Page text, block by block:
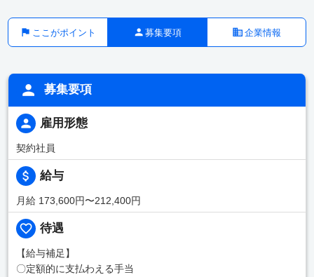
ここがポイント 募集要項 企業情報
募集要項
雇用形態
契約社員
給与
月給 173,600円〜212,400円
待遇
【給与補足】
〇定額的に支払わえる手当